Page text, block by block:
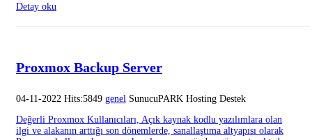
Detay oku
Proxmox Backup Server
04-11-2022 Hits:5849 genel SunucuPARK Hosting Destek
Değerli Proxmox Kullanıcıları, Açık kaynak kodlu yazılımlara olan
ilgi ve alakanın arttığı son dönemlerde, sanallaştıma altyapısı olarak